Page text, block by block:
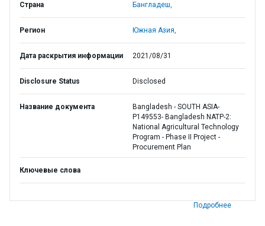
Страна Бангладеш,
Регион Южная Азия,
Дата раскрытия информации 2021/08/31
Disclosure Status Disclosed
Название документа
Bangladesh - SOUTH ASIA-
P149553- Bangladesh NATP-2:
National Agricultural Technology
Program - Phase II Project -
Procurement Plan
Ключевые слова
Подробнее